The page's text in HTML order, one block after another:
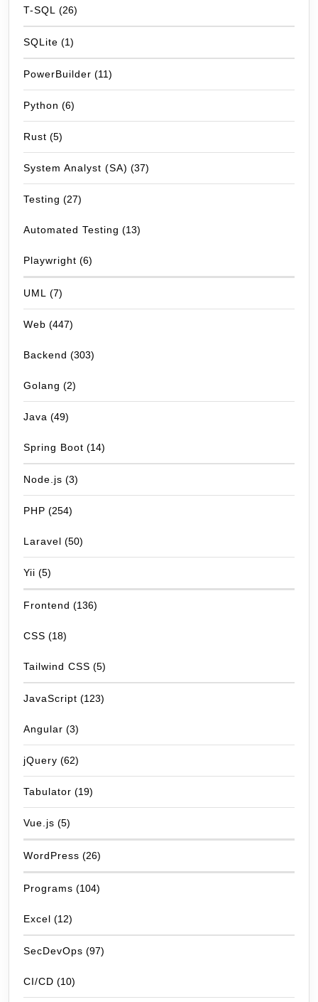
T-SQL (26)
SQLite (1)
PowerBuilder (11)
Python (6)
Rust (5)
System Analyst (SA) (37)
Testing (27)
Automated Testing (13)
Playwright (6)
UML (7)
Web (447)
Backend (303)
Golang (2)
Java (49)
Spring Boot (14)
Node.js (3)
PHP (254)
Laravel (50)
Yii (5)
Frontend (136)
CSS (18)
Tailwind CSS (5)
JavaScript (123)
Angular (3)
jQuery (62)
Tabulator (19)
Vue.js (5)
WordPress (26)
Programs (104)
Excel (12)
SecDevOps (97)
CI/CD (10)